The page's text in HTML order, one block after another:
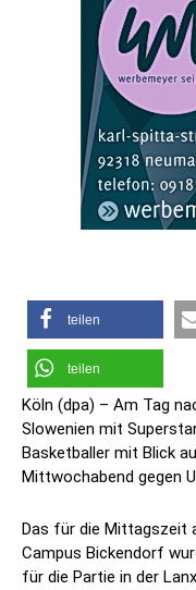
teilen
teilen
Köln (dpa) – Am Tag
Slowenien mit
Basketballer mit Blick
Mittwochabend gegen
Das für die Mittagszeit
Campus Bickendorf
für die Partie in der